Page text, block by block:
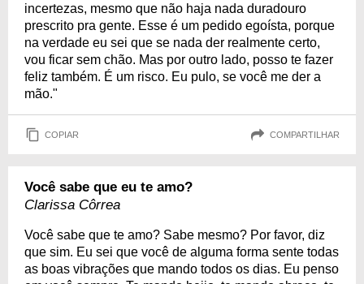
incertezas, mesmo que não haja nada duradouro
prescrito pra gente. Esse é um pedido egoísta, porque
na verdade eu sei que se nada der realmente certo,
vou ficar sem chão. Mas por outro lado, posso te fazer
feliz também. É um risco. Eu pulo, se você me der a
mão."
COPIAR COMPARTILHAR
Você sabe que eu te amo?
Clarissa Côrrea
Você sabe que te amo? Sabe mesmo? Por favor, diz
que sim. Eu sei que você de alguma forma sente todas
as boas vibrações que mando todos os dias. Eu penso